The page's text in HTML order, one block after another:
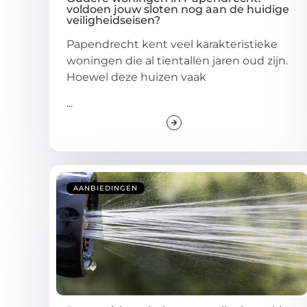
voldoen jouw sloten nog aan de huidige
veiligheidseisen?
Papendrecht kent veel karakteristieke
woningen die al tientallen jaren oud zijn.
Hoewel deze huizen vaak
...
AANBIEDINGEN